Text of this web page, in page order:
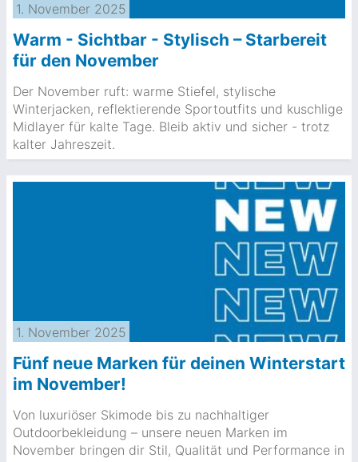
Warm - Sichtbar - Stylisch – Starbereit
für den November
Der November ruft: warme Stiefel, stylische
Winterjacken, reflektierende Sportoutfits und kuschlige
Midlayer für kalte Tage. Bleib aktiv und sicher - trotz
kalter Jahreszeit.
1. November 2025
Fünf neue Marken für deinen Winterstart
im November!
Von luxuriöser Skimode bis zu nachhaltiger
Outdoorbekleidung – unsere neuen Marken im
November bringen dir Stil, Qualität und Performance in
1. November 2025